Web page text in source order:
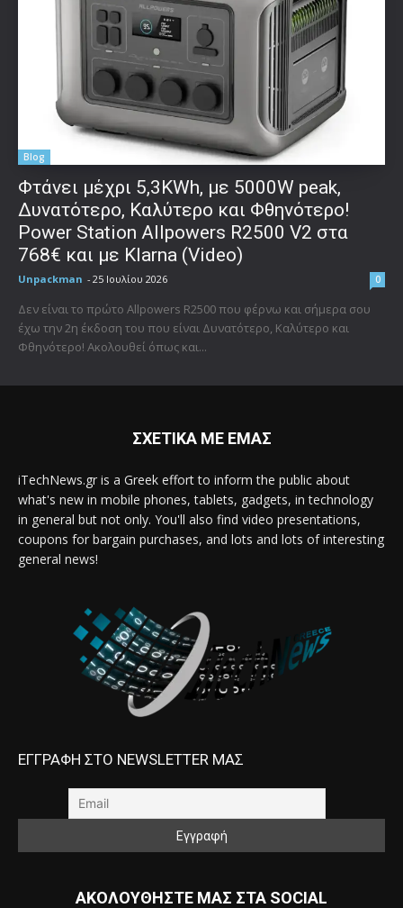
Blog
Φτάνει μέχρι 5,3KWh, με 5000W peak,
Δυνατότερο, Καλύτερο και Φθηνότερο!
Power Station Allpowers R2500 V2 στα
768€ και με Klarna (Video)
Unpackman - 25 Ιουλίου 2026 0
Δεν είναι το πρώτο Allpowers R2500 που φέρνω και σήμερα σου
έχω την 2η έκδοση του που είναι Δυνατότερο, Καλύτερο και
Φθηνότερο! Ακολουθεί όπως και...
ΣΧΕΤΙΚΑ ΜΕ ΕΜΑΣ
iTechNews.gr is a Greek effort to inform the public about
what's new in mobile phones, tablets, gadgets, in technology
in general but not only. You'll also find video presentations,
coupons for bargain purchases, and lots and lots of interesting
general news!
ΕΓΓΡΑΦΗ ΣΤΟ NEWSLETTER ΜΑΣ
ΑΚΟΛΟΥΘΗΣΤΕ ΜΑΣ ΣΤΑ SOCIAL